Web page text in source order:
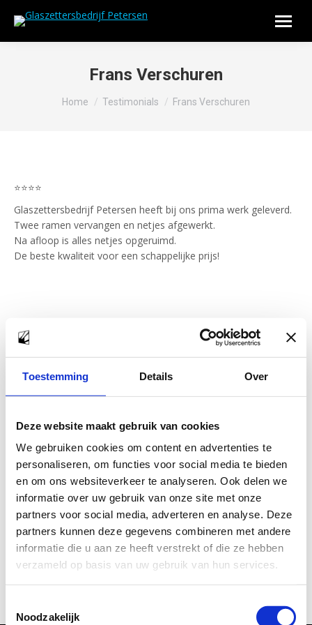
Toestemming Details Over
Deze website maakt gebruik van cookies
We gebruiken cookies om content en advertenties te
personaliseren, om functies voor social media te bieden
en om ons websiteverkeer te analyseren. Ook delen we
informatie over uw gebruik van onze site met onze
partners voor social media, adverteren en analyse. Deze
partners kunnen deze gegevens combineren met andere
informatie die u aan ze heeft verstrekt of die ze hebben
verzameld op basis van uw gebruik van hun services.
Noodzakelijk
Frans Verschuren
Home Testimonials Frans Verschuren
⭐⭐⭐⭐
Glaszettersbedrijf Petersen heeft bij ons prima werk geleverd.
Twee ramen vervangen en netjes afgewerkt.
Na afloop is alles netjes opgeruimd.
De beste kwaliteit voor een schappelijke prijs!
Zoeken
Recent Posts
Recent Comments
Geen reacties om weer te geven.